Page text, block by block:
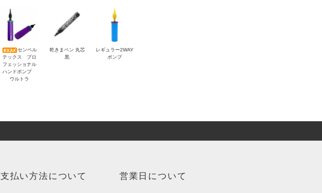
センペル
テックス プロ
フェッショナル
ハンドポンプ
ウルトラ
乾きまペン 丸芯
黒
レギュラー2WAY
ポンプ
支払い方法について 営業日について